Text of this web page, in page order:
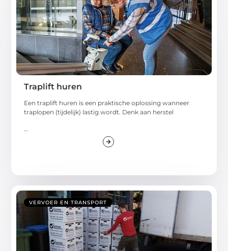
Traplift huren
Een traplift huren is een praktische oplossing wanneer
traplopen (tijdelijk) lastig wordt. Denk aan herstel
VERVOER EN TRANSPORT